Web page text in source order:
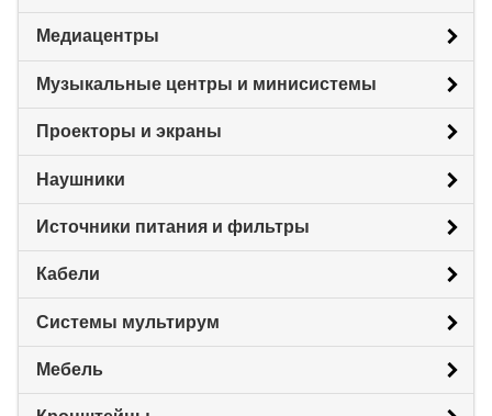
Медиацентры
Музыкальные центры и минисистемы
Проекторы и экраны
Наушники
Источники питания и фильтры
Кабели
Системы мультирум
Мебель